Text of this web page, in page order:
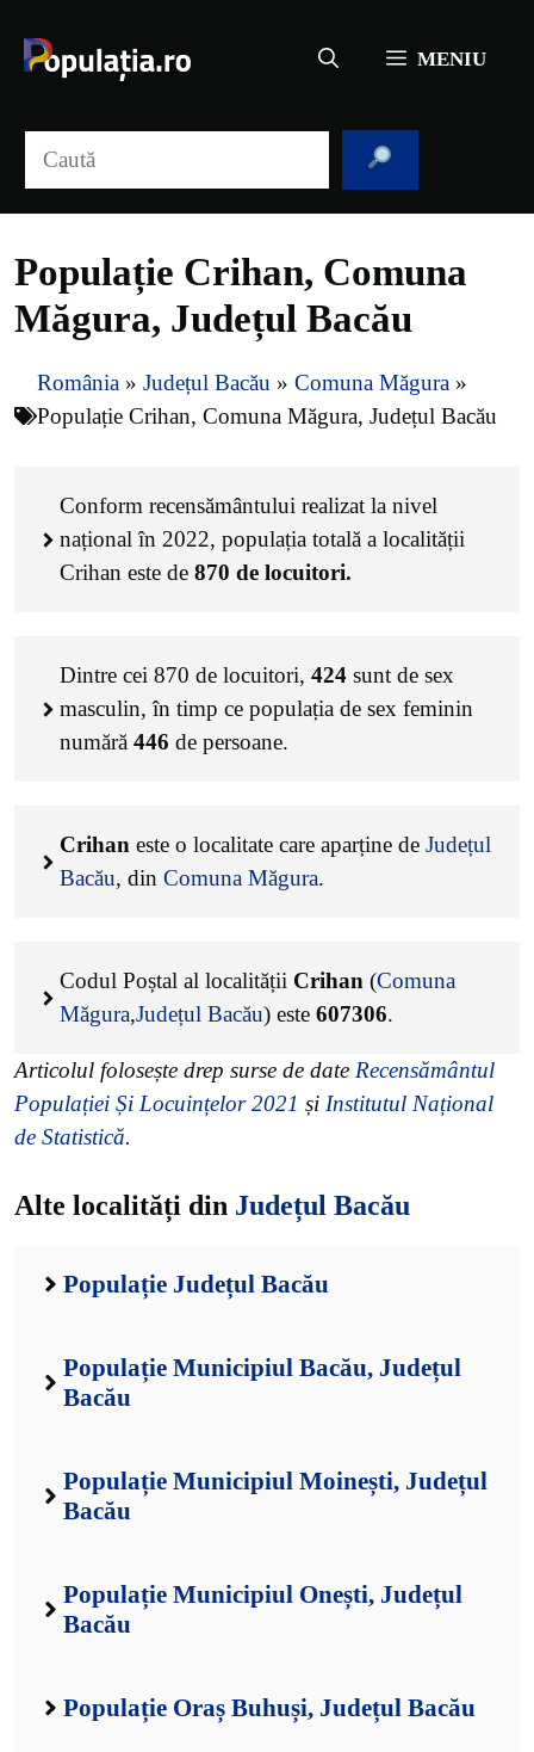
conținut
MENIU
Populație Crihan, Comuna
Măgura, Județul Bacău
România » Județul Bacău » Comuna Măgura »
Populație Crihan, Comuna Măgura, Județul Bacău
Conform recensământului realizat la nivel
național în 2022, populația totală a localității
Crihan este de 870 de locuitori.
Dintre cei 870 de locuitori, 424 sunt de sex
masculin, în timp ce populația de sex feminin
numără 446 de persoane.
Crihan este o localitate care aparține de Județul
Bacău, din Comuna Măgura.
Codul Poștal al localității Crihan (Comuna
Măgura,Județul Bacău) este 607306.
Articolul folosește drep surse de date Recensământul
Populației Și Locuințelor 2021 și Institutul Național
de Statistică.
Alte localități din Județul Bacău
Populație Județul Bacău
Populație Municipiul Bacău, Județul
Bacău
Populație Municipiul Moinești, Județul
Bacău
Populație Municipiul Onești, Județul
Bacău
Populație Oraș Buhuși, Județul Bacău